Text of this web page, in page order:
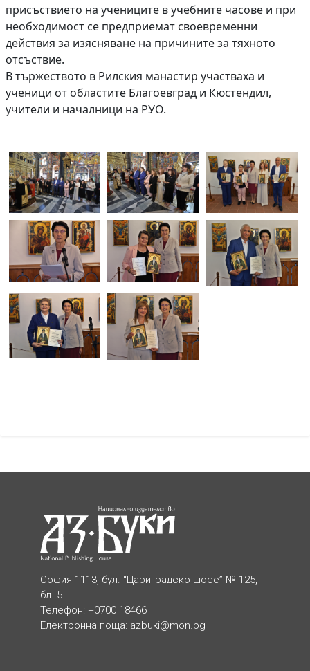
присъствието на учениците в учебните часове и при
необходимост се предприемат своевременни
действия за изясняване на причините за тяхното
отсъствие.
В тържеството в Рилския манастир участваха и
ученици от областите Благоевград и Кюстендил,
учители и началници на РУО.
София 1113, бул. “Цариградско шосе” № 125,
бл. 5
Телефон: +0700 18466
Електронна поща: azbuki@mon.bg